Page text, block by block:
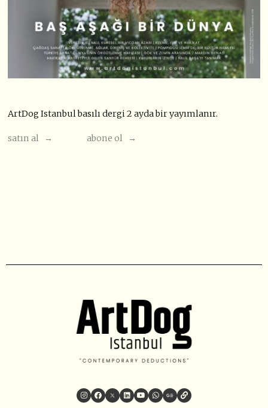
ArtDog Istanbul basılı dergi 2 ayda bir yayımlanır.
satın al → abone ol →